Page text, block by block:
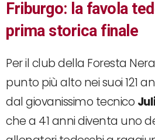
Friburgo: la favola
prima storica finale
Per il club della Foresta
punto più alto nei suoi 121
dal giovanissimo tecnico
che a 41 anni diventa uno